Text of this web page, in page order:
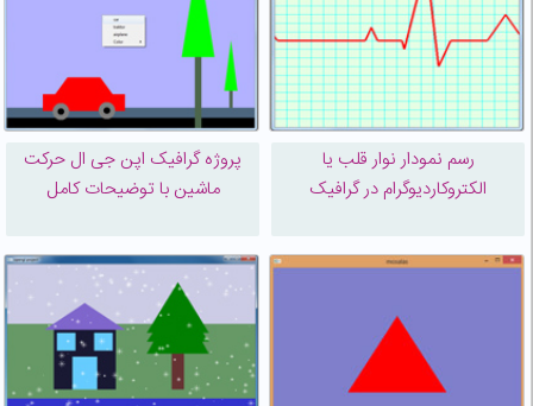
رسم نمودار نوار قلب یا
الکتروکاردیوگرام در گرافیک
پروژه گرافیک اپن جی ال حرکت
ماشین با توضیحات کامل